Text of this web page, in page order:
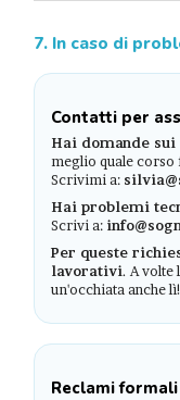
7. In caso di
Contatti per
Hai domande
meglio quale corso
Scrivimi a:
Hai problemi
Scrivi a:
Per queste
lavorativi. A volte
un'occhiata anche lì!
Reclami formali